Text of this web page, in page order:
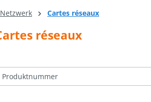
Netzwerk Cartes réseaux
réseaux